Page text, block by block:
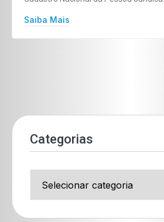
Saiba Mais
Categorias